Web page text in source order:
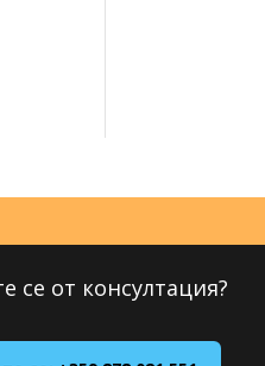
се от консултация?